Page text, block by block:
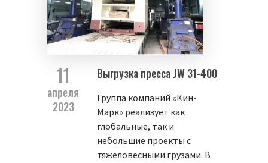
11
апреля
2023
Выгрузка пресса JW 31-400
Группа компаний «Кин-
Марк» реализует как
глобальные, так и
небольшие проекты с
тяжеловесными грузами. В